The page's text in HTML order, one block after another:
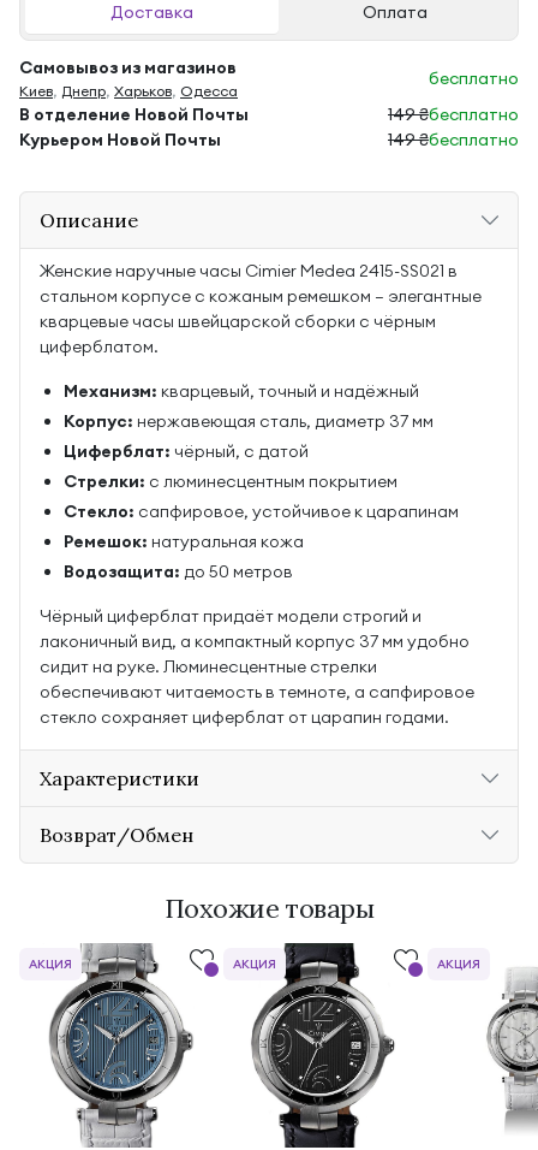
Доставка Оплата
Самовывоз из магазинов
Киев, Днепр, Харьков, Одесса
бесплатно
В отделение Новой Почты
149 ₴бесплатно
Курьером Новой Почты
149 ₴бесплатно
Описание
Женские наручные часы Cimier Medea 2415-SS021 в
стальном корпусе с кожаным ремешком — элегантные
кварцевые часы швейцарской сборки с чёрным
циферблатом.
Механизм: кварцевый, точный и надёжный
Корпус: нержавеющая сталь, диаметр 37 мм
Циферблат: чёрный, с датой
Стрелки: с люминесцентным покрытием
Стекло: сапфировое, устойчивое к царапинам
Ремешок: натуральная кожа
Водозащита: до 50 метров
Чёрный циферблат придаёт модели строгий и
лаконичный вид, а компактный корпус 37 мм удобно
сидит на руке. Люминесцентные стрелки
обеспечивают читаемость в темноте, а сапфировое
стекло сохраняет циферблат от царапин годами.
Характеристики
Возврат/Обмен
Похожие товары
АКЦИЯ АКЦИЯ АКЦИЯ